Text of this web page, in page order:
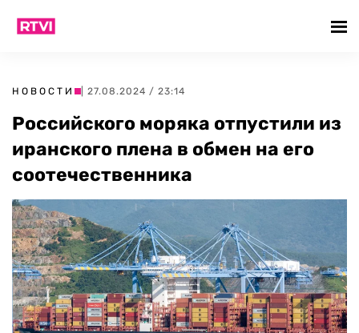
НОВОСТИ | 27.08.2024 / 23:14
Российского моряка отпустили из
иранского плена в обмен на его
соотечественника